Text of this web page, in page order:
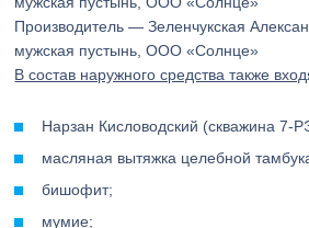
Производитель — Зеленчукская
мужская пустынь, ООО «Солнце»
В состав наружного средства также
Нарзан Кисловодский (скважина 7-
масляная вытяжка целебной
бишофит;
мумие;